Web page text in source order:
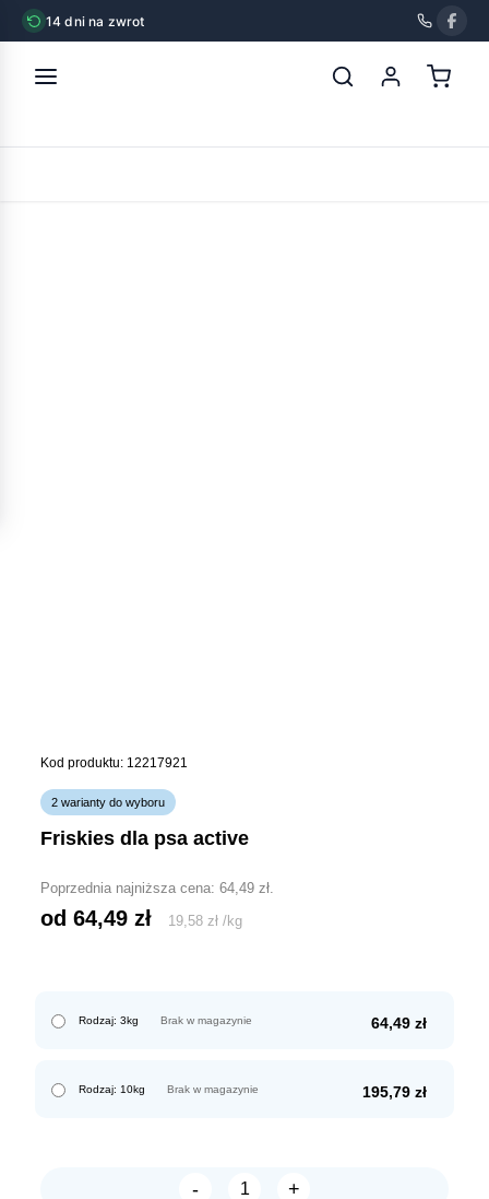
14 dni na zwrot
POWRÓT
Kod produktu: 12217921
2 warianty do wyboru
friskies dla psa active
Poprzednia najniższa cena:64,49zł
od 64,49zł 19,58 zł /kg
Rodzaj: 3kg 64,49 zł
Brak w magazynie
Rodzaj: 10kg 195,79 zł
Brak w magazynie
-
ilość
+